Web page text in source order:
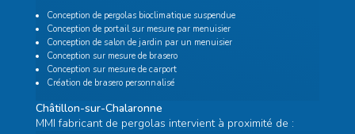
Conception de pergolas bioclimatique suspendue
Conception de portail sur mesure par menuisier
Conception de salon de jardin par un menuisier
Conception sur mesure de brasero
Conception sur mesure de carport
Création de brasero personnalisé
Châtillon-sur-Chalaronne
MMI fabricant de pergolas intervient à proximité de :